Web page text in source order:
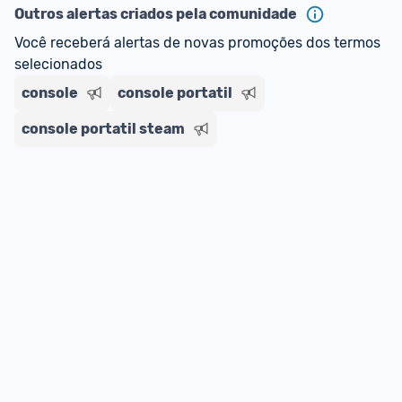
Outros alertas criados pela comunidade
Você receberá alertas de novas promoções dos termos
selecionados
console
console portatil
console portatil steam